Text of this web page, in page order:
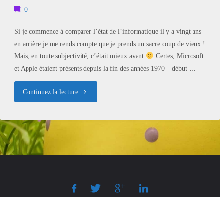
0
Si je commence à comparer l’état de l’informatique il y a vingt ans
en arrière je me rends compte que je prends un sacre coup de vieux !
Mais, en toute subjectivité, c’était mieux avant
Certes, Microsoft
et Apple étaient présents depuis la fin des années 1970 – début …
Continuez la lecture"Je
les